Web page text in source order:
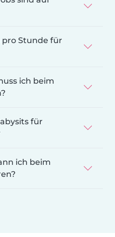
pro Stunde für
ich beim
für
ich beim